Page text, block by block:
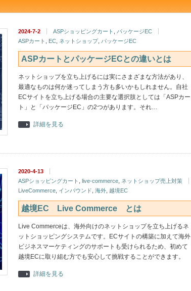
2024-7-2 ASPショッピングカート
パッケージEC
ASPカート
EC ネットショップ, パッケージEC
ASPカートとパッケージECとの違いとは
ネットショップを立ち上げるには実にさまざまな方法があり、
最適なものは何か迷ってしまう方も多いかもしれません。自社
ECサイトを立ち上げる場合の主要な選択肢としては「ASPカー
ト」と「パッケージEC」の2つがあります。それ…
詳細を見る
2020-4-13
ASPショッピングカート
live-commerce ネットショップ売上対策
LiveCommerce インバウンド 海外 越境EC
越境EC Live Commerce とは
Live Commerceは、海外向けのネットショップを立ち上げるネ
ットショッピングシステムです。ECサイトの構築に加えて海外
ビジネスマーケティングのサポートも受けられるため、初めて
越境ECに取り組む方でも安心して挑戦することができます。
詳細を見る